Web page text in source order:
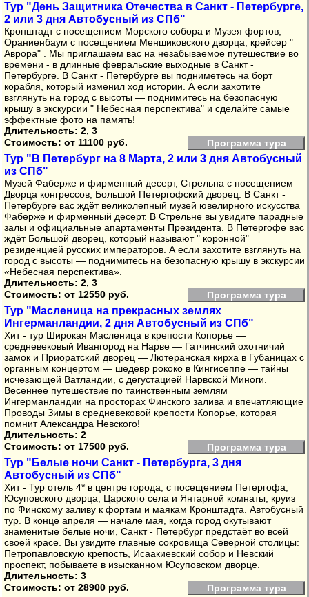
Тур "День Защитника Отечества в Санкт - Петербурге,
2 или 3 дня Автобусный из СПб"
Кронштадт с посещением Морского собора и Музея фортов,
Ораниенбаум с посещением Меншиковского дворца, крейсер "
Аврора" . Мы приглашаем вас на незабываемое путешествие во
времени - в длинные февральские выходные в Санкт -
Петербурге. В Санкт - Петербурге вы подниметесь на борт
корабля, который изменил ход истории. А если захотите
взглянуть на город с высоты — поднимитесь на безопасную
крышу в экскурсии " Небесная перспектива" и сделайте самые
эффектные фото на память!
Длительность: 2, 3
Стоимость: от 11100 руб. Программа тура
Тур "В Петербург на 8 Марта, 2 или 3 дня Автобусный
из СПб"
Музей Фаберже и фирменный десерт, Стрельна с посещением
Дворца конгрессов, Большой Петергофский дворец. В Санкт -
Петербурге вас ждёт великолепный музей ювелирного искусства
Фаберже и фирменный десерт. В Стрельне вы увидите парадные
залы и официальные апартаменты Президента. В Петергофе вас
ждёт Большой дворец, который называют " коронной"
резиденцией русских императоров. А если захотите взглянуть на
город с высоты — поднимитесь на безопасную крышу в экскурсии
«Небесная перспектива».
Длительность: 2, 3
Стоимость: от 12550 руб. Программа тура
Тур "Масленица на прекрасных землях
Ингерманландии, 2 дня Автобусный из СПб"
Хит - тур Широкая Масленица в крепости Копорье —
средневековый Ивангород на Нарве — Гатчинский охотничий
замок и Приоратский дворец — Лютеранская кирха в Губаницах с
органным концертом — шедевр рококо в Кингисеппе — тайны
исчезающей Ватландии, с дегустацией Нарвской Миноги.
Весеннее путешествие по таинственным землям
Ингерманландии на просторах Финского залива и впечатляющие
Проводы Зимы в средневековой крепости Копорье, которая
помнит Александра Невского!
Длительность: 2
Стоимость: от 17500 руб. Программа тура
Тур "Белые ночи Санкт - Петербурга, 3 дня
Автобусный из СПб"
Хит - Тур отель 4* в центре города, с посещением Петергофа,
Юсуповского дворца, Царского села и Янтарной комнаты, круиз
по Финскому заливу к фортам и маякам Кронштадта. Автобусный
тур. В конце апреля — начале мая, когда город окутывают
знаменитые белые ночи, Санкт - Петербург предстаёт во всей
своей красе. Вы увидите главные сокровища Северной столицы:
Петропавловскую крепость, Исаакиевский собор и Невский
проспект, побываете в изысканном Юсуповском дворце.
Длительность: 3
Стоимость: от 28900 руб. Программа тура